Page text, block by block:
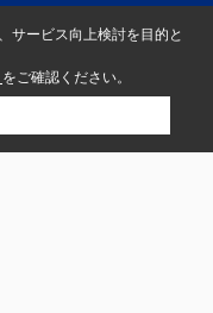
サービス向上検討を目的と
をご確認ください。